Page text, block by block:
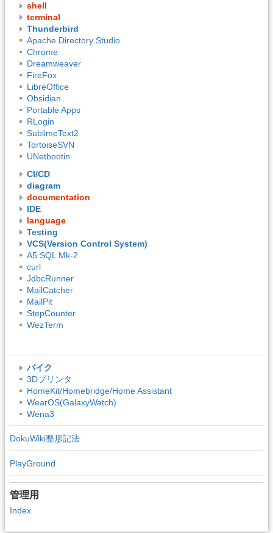
shell
terminal
Thunderbird
Apache Directory Studio
Chrome
Dreamweaver
FireFox
LibreOffice
Obsidian
Portable Apps
RLogin
SublimeText2
TortoiseSVN
UNetbootin
CI/CD
diagram
documentation
IDE
language
Testing
VCS(Version Control System)
A5:SQL Mk-2
curl
JdbcRunner
MailCatcher
MailPit
StepCounter
WezTerm
バイク
3Dプリンタ
HomeKit/Homebridge/Home Assistant
WearOS(GalaxyWatch)
Wena3
DokuWiki整形記法
PlayGround
管理用
Index